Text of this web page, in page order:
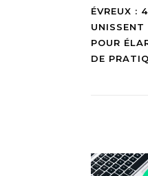
ÉVREUX :
UNISSENT
POUR
DE